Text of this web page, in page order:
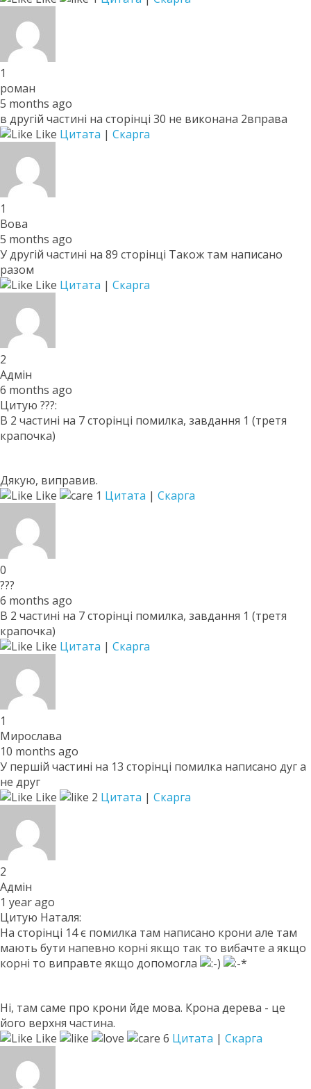
1
роман
5 months ago
в другiй частинi на сторiнцi 30 не виконана 2вправа
Like Цитата | Скарга
1
Вова
5 months ago
У другій частині на 89 сторінці Також там написано
разом
Like Цитата | Скарга
2
Адмін
6 months ago
Цитую ???:
В 2 частині на 7 сторінці помилка, завдання 1 (третя
крапочка)
Дякую, виправив.
Like
1 Цитата | Скарга
0
???
6 months ago
В 2 частині на 7 сторінці помилка, завдання 1 (третя
крапочка)
Like Цитата | Скарга
1
Мирослава
10 months ago
У першій частині на 13 сторінці помилка написано дуг а
не друг
Like
2 Цитата | Скарга
2
Адмін
1 year ago
Цитую Наталя:
На сторінці 14 є помилка там написано крони але там
мають бути напевно корні якщо так то вибачте а якщо
корні то виправте якщо допомогла
Ні, там саме про крони йде мова. Крона дерева - це
його верхня частина.
Like
6 Цитата | Скарга